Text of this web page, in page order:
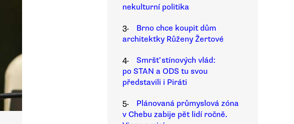
nekulturní politika
3.
Brno chce koupit dům
architektky Růženy Žertové
4.
Smršť stínových vlád:
po STAN a ODS tu svou
představili i Piráti
5.
Plánovaná průmyslová zóna
v Chebu zabije pět lidí ročně.